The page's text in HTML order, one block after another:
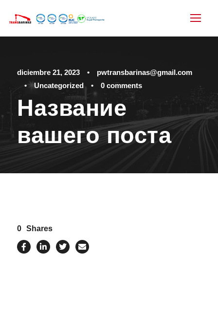
diciembre 21, 2023 •
pwtransbarinas@gmail.com
•
Uncategorized • 0 comments
Название
вашего поста
0 Shares